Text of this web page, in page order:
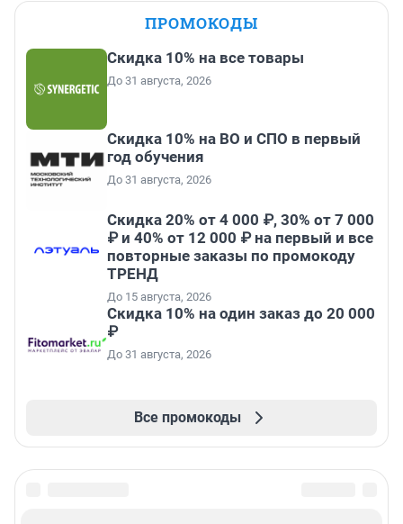
ПРОМОКОДЫ
Скидка 10% на все товары
До 31 августа, 2026
Скидка 10% на ВО и СПО в первый
год обучения
До 31 августа, 2026
Скидка 20% от 4 000 ₽, 30% от 7 000
₽ и 40% от 12 000 ₽ на первый и все
повторные заказы по промокоду
ТРЕНД
До 15 августа, 2026
Скидка 10% на один заказ до 20 000
₽
До 31 августа, 2026
Все промокоды